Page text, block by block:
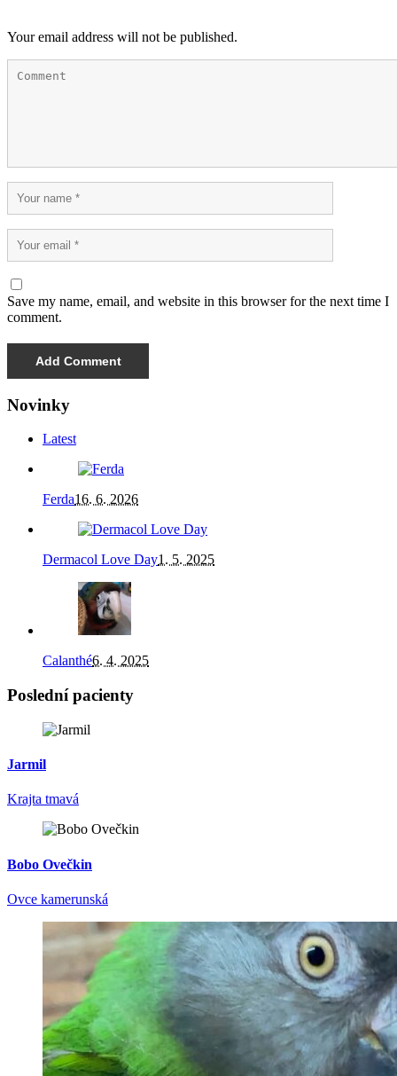
Your email address will not be published.
Save my name, email, and website in this browser for the next time I
comment.
Novinky
Latest
Ferda16. 6. 2026
Dermacol Love Day1. 5. 2025
Calanthé6. 4. 2025
Poslední pacienty
Jarmil
Krajta tmavá
Bobo Ovečkin
Ovce kamerunská